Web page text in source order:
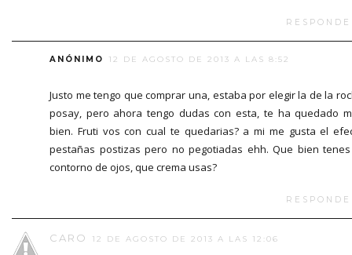
ANÓNIMO 12 DE AGOSTO DE 2013 A LAS 8:52
Justo me tengo que comprar una, estaba por elegir la de la
posay, pero ahora tengo dudas con esta, te ha quedado
bien. Fruti vos con cual te quedarias? a mi me gusta el
pestañas postizas pero no pegotiadas ehh. Que bien
contorno de ojos, que crema usas?
CARO 12 DE AGOSTO DE 2013 A LAS 12:06